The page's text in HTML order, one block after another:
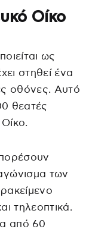
Οίκο
ως
στηθεί ένα
οθόνες. Αυτό
θεατές
των
τηλεοπτικά.
από 60